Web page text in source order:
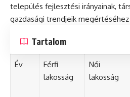
település fejlesztési irányainak,
gazdasági trendjeik megértéséhez
Tartalom
Év
Férfi
lakosság
Női
lakosság